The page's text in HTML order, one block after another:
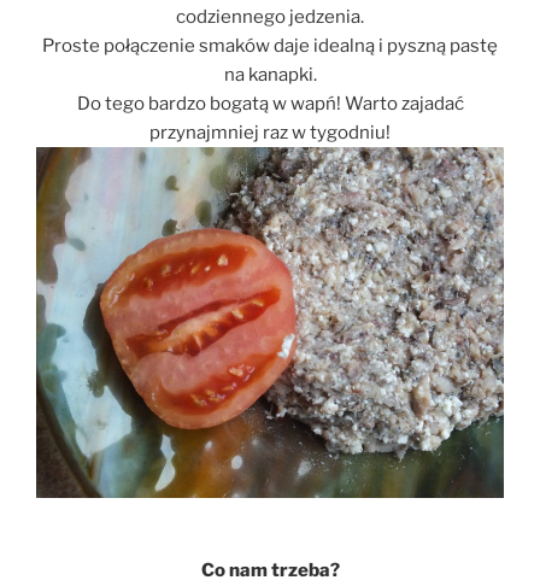
codziennego jedzenia.
Proste połączenie smaków daje idealną i pyszną pastę
na kanapki.
Do tego bardzo bogatą w wapń! Warto zajadać
przynajmniej raz w tygodniu!
Co nam trzeba?